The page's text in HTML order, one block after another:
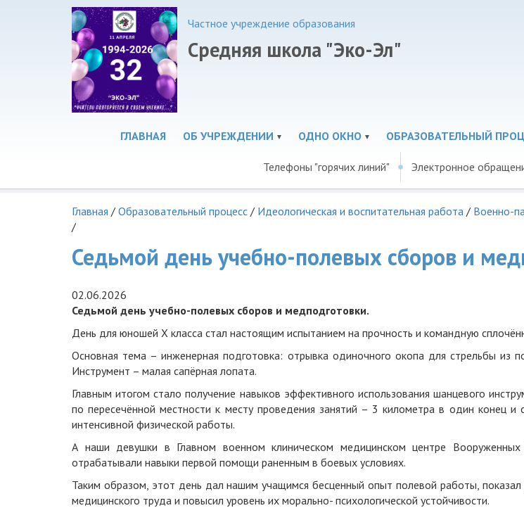
Частное учреждение образования
Средняя школа "Эко-Эл"
ГЛАВНАЯ ОБ УЧРЕЖДЕНИИ ОДНО ОКНО ОБРАЗОВАТЕЛЬНЫЙ
Телефоны "горячих линий" Электронное
Главная / Образовательный процесс / Идеологическая и воспитательная работа / Военно-
/
Седьмой день учебно-полевых сборов и
02.06.2026
Седьмой день учебно-полевых сборов и медподготовки.
День для юношей X класса стал настоящим испытанием на прочность и командную
Основная тема – инженерная подготовка: отрывка одиночного окопа для стрельбы из
Инструмент – малая сапёрная лопата.
Главным итогом стало получение навыков эффективного использования шанцевого
по пересечённой местности к месту проведения занятий – 3 километра в один конец и
интенсивной физической работы.
А наши девушки в Главном военном клиническом медицинском центре Вооруженных
отрабатывали навыки первой помощи раненным в боевых условиях.
Таким образом, этот день дал нашим учащимся бесценный опыт полевой работы, показал
медицинского труда и повысил уровень их морально- психологической устойчивости.